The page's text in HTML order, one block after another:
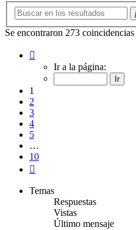
Se encontraron 273 coincidencias
Ir a la página:
1
2
3
4
5
…
10
Temas
Respuestas
Vistas
Último mensaje